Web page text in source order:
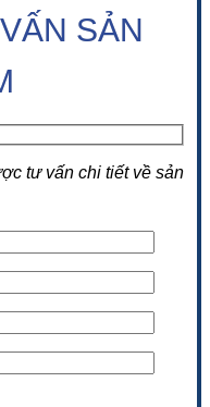
SẢN
tư vấn chi tiết về sản